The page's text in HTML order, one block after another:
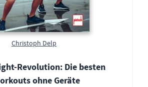
Christoph Delp
Revolution: Die besten
ohne Geräte